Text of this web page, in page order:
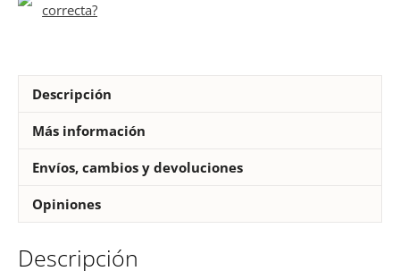
correcta?
Descripción
Más información
Envíos, cambios y devoluciones
Opiniones
Descripción